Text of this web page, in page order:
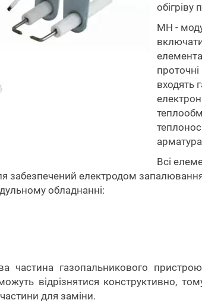
обігріву
МН -
проточні
входять
Всі
забезпечений електродом
обладнанні:
частина газопальникового
відрізнятися конструктивно,
для заміни.